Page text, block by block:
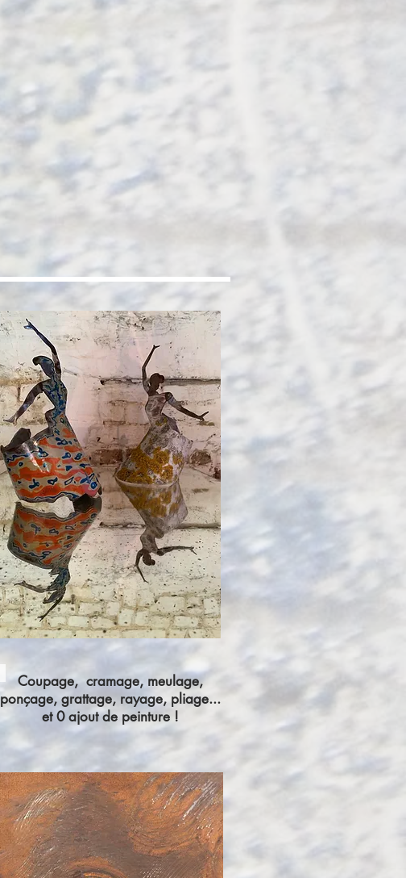
Coupage, cramage, meulage,
ponçage, grattage, rayage, pliage...
et 0 ajout de peinture !